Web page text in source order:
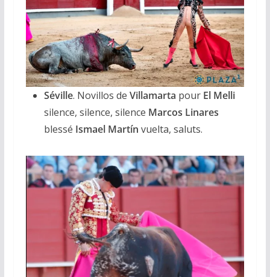
Séville. Novillos de Villamarta pour El Melli
silence, silence, silence Marcos Linares
blessé Ismael Martín vuelta, saluts.